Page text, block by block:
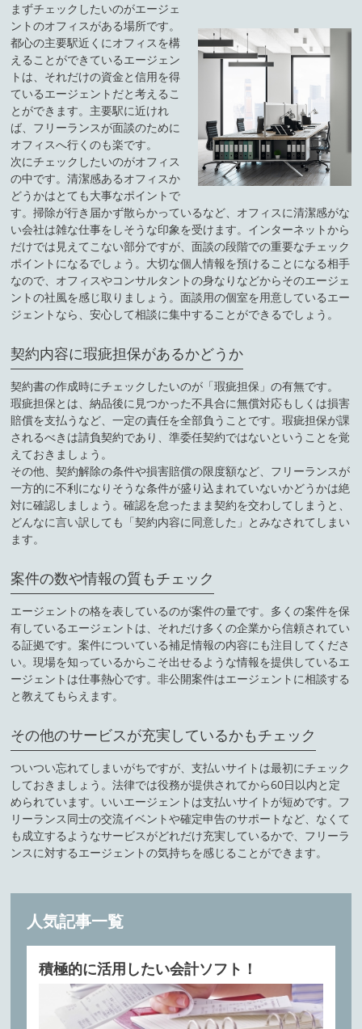
まずチェックしたいのがエージェ
ントのオフィスがある場所です。
都心の主要駅近くにオフィスを構
えることができているエージェン
トは、それだけの資金と信用を得
ているエージェントだと考えるこ
とができます。主要駅に近けれ
ば、フリーランスが面談のために
オフィスへ行くのも楽です。
次にチェックしたいのがオフィス
の中です。清潔感あるオフィスか
どうかはとても大事なポイントで
す。掃除が行き届かず散らかっているなど、オフィスに清潔感がな
い会社は雑な仕事をしそうな印象を受けます。インターネットから
だけでは見えてこない部分ですが、面談の段階での重要なチェック
ポイントになるでしょう。大切な個人情報を預けることになる相手
なので、オフィスやコンサルタントの身なりなどからそのエージェ
ントの社風を感じ取りましょう。面談用の個室を用意しているエー
ジェントなら、安心して相談に集中することができるでしょう。
契約内容に瑕疵担保があるかどうか
契約書の作成時にチェックしたいのが「瑕疵担保」の有無です。
瑕疵担保とは、納品後に見つかった不具合に無償対応もしくは損害
賠償を支払うなど、一定の責任を全部負うことです。瑕疵担保が課
されるべきは請負契約であり、準委任契約ではないということを覚
えておきましょう。
その他、契約解除の条件や損害賠償の限度額など、フリーランスが
一方的に不利になりそうな条件が盛り込まれていないかどうかは絶
対に確認しましょう。確認を怠ったまま契約を交わしてしまうと、
どんなに言い訳しても「契約内容に同意した」とみなされてしまい
ます。
案件の数や情報の質もチェック
エージェントの格を表しているのが案件の量です。多くの案件を保
有しているエージェントは、それだけ多くの企業から信頼されてい
る証拠です。案件についている補足情報の内容にも注目してくださ
い。現場を知っているからこそ出せるような情報を提供しているエ
ージェントは仕事熱心です。非公開案件はエージェントに相談する
と教えてもらえます。
その他のサービスが充実しているかもチェック
ついつい忘れてしまいがちですが、支払いサイトは最初にチェック
しておきましょう。法律では役務が提供されてから60日以内と定
められています。いいエージェントは支払いサイトが短めです。フ
リーランス同士の交流イベントや確定申告のサポートなど、なくて
も成立するようなサービスがどれだけ充実しているかで、フリーラ
ンスに対するエージェントの気持ちを感じることができます。
人気記事一覧
積極的に活用したい会計ソフト！